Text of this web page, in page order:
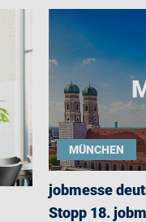
MÜNCHEN
jobmesse
Stopp 18.